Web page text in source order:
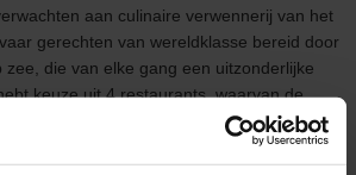
aan culinaire verwennerij van het
gerechten van wereldklasse bereid door
zee, die van elke gang een uitzonderlijke
keuze uit 4 restaurants, waarvan de
het hoofdrestaurant is. Verder beschikt het
waar je geheel zonder